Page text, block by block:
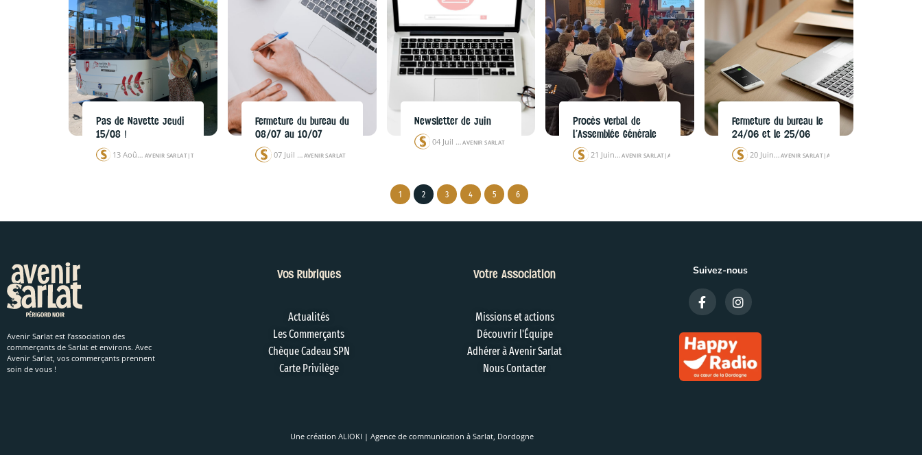
Pas de Navette Jeudi
15/08 !
13 Août 24 AVENIR SARLAT|TOURISME
Fermeture du bureau du
08/07 au 10/07
07 Juil 24 AVENIR SARLAT
Newsletter de Juin
04 Juil 24 AVENIR SARLAT
Procès Verbal de
l’Assemblée Générale
21 Juin 24 AVENIR SARLAT|ACTUALITÉS
Fermeture du bureau le
24/06 et le 25/06
20 Juin 24 AVENIR SARLAT|ACTUALITÉS
1 2 3 4 5 6
Avenir Sarlat est l’association des
commerçants de Sarlat et environs. Avec
Avenir Sarlat, vos commerçants prennent
soin de vous !
Vos Rubriques
Actualités
Les Commerçants
Chèque Cadeau SPN
Carte Privilège
Votre Association
Missions et actions
Découvrir l'Équipe
Adhérer à Avenir Sarlat
Nous Contacter
Suivez-nous
Une création ALIOKI | Agence de communication à Sarlat, Dordogne